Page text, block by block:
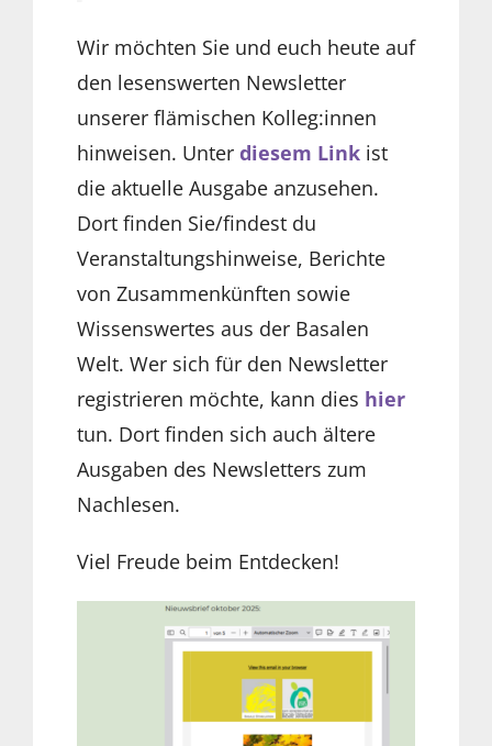
Wir möchten Sie und euch heute auf
den lesenswerten Newsletter
unserer flämischen Kolleg:innen
hinweisen. Unter diesem Link ist
die aktuelle Ausgabe anzusehen.
Dort finden Sie/findest du
Veranstaltungshinweise, Berichte
von Zusammenkünften sowie
Wissenswertes aus der Basalen
Welt. Wer sich für den Newsletter
registrieren möchte, kann dies hier
tun. Dort finden sich auch ältere
Ausgaben des Newsletters zum
Nachlesen.
Viel Freude beim Entdecken!